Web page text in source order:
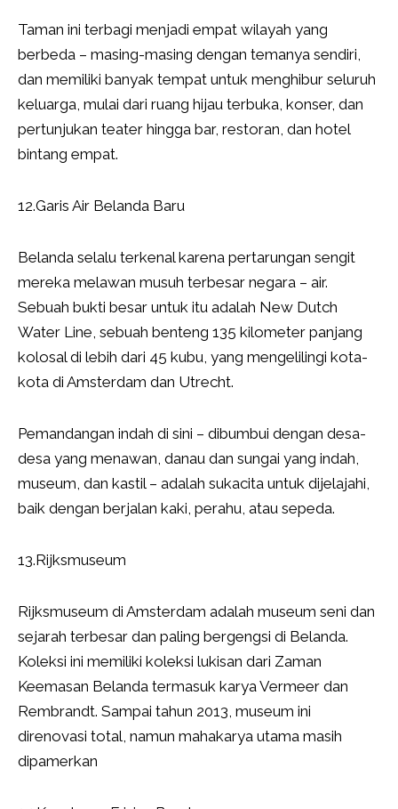
Taman ini terbagi menjadi empat wilayah yang
berbeda – masing-masing dengan temanya sendiri,
dan memiliki banyak tempat untuk menghibur seluruh
keluarga, mulai dari ruang hijau terbuka, konser, dan
pertunjukan teater hingga bar, restoran, dan hotel
bintang empat.
12.Garis Air Belanda Baru
Belanda selalu terkenal karena pertarungan sengit
mereka melawan musuh terbesar negara – air.
Sebuah bukti besar untuk itu adalah New Dutch
Water Line, sebuah benteng 135 kilometer panjang
kolosal di lebih dari 45 kubu, yang mengelilingi kota-
kota di Amsterdam dan Utrecht.
Pemandangan indah di sini – dibumbui dengan desa-
desa yang menawan, danau dan sungai yang indah,
museum, dan kastil – adalah sukacita untuk dijelajahi,
baik dengan berjalan kaki, perahu, atau sepeda.
13.Rijksmuseum
Rijksmuseum di Amsterdam adalah museum seni dan
sejarah terbesar dan paling bergengsi di Belanda.
Koleksi ini memiliki koleksi lukisan dari Zaman
Keemasan Belanda termasuk karya Vermeer dan
Rembrandt. Sampai tahun 2013, museum ini
direnovasi total, namun mahakarya utama masih
dipamerkan